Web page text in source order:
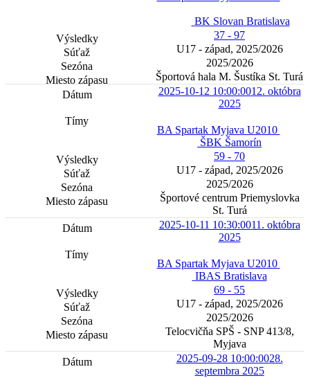
BK Slovan Bratislava
37 - 97
U17 - západ, 2025/2026
2025/2026
Športová hala M. Šustíka St. Turá
2025-10-12 10:00:0012. októbra
2025
BA Spartak Myjava U2010
ŠBK Šamorín
59 - 70
U17 - západ, 2025/2026
2025/2026
Športové centrum Priemyslovka
St. Turá
2025-10-11 10:30:0011. októbra
2025
BA Spartak Myjava U2010
IBAS Bratislava
69 - 55
U17 - západ, 2025/2026
2025/2026
Telocvičňa SPŠ - SNP 413/8,
Myjava
2025-09-28 10:00:0028.
septembra 2025